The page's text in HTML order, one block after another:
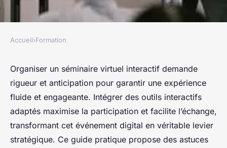
Organisation de séminaire
virtuel interactif : guide
pratique et astuces
Yasmine•16 juin 2025•5 min de lecture
Accueil›Formation
Organiser un séminaire virtuel interactif demande
rigueur et anticipation pour garantir une expérience
fluide et engageante. Intégrer des outils interactifs
adaptés maximise la participation et facilite l’échange,
transformant cet événement digital en véritable levier
stratégique. Ce guide pratique propose des astuces